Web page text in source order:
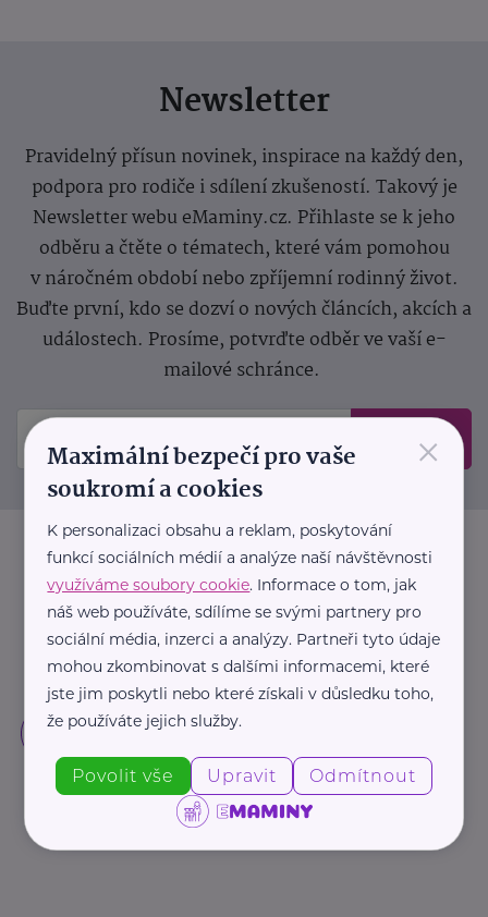
Newsletter
Pravidelný přísun novinek, inspirace na každý den,
podpora pro rodiče i sdílení zkušeností. Takový je
Newsletter webu eMaminy.cz. Přihlaste se k jeho
odběru a čtěte o tématech, které vám pomohou
v náročném období nebo zpříjemní rodinný život.
Buďte první, kdo se dozví o nových článcích, akcích a
událostech. Prosíme, potvrďte odběr ve vaší e-
mailové schránce.
Odeslat
×
Maximální bezpečí pro vaše
soukromí a cookies
K personalizaci obsahu a reklam, poskytování
funkcí sociálních médií a analýze naší návštěvnosti
využíváme soubory cookie. Informace o tom, jak
náš web používáte, sdílíme se svými partnery pro
sociální média, inzerci a analýzy. Partneři tyto údaje
mohou zkombinovat s dalšími informacemi, které
jste jim poskytli nebo které získali v důsledku toho,
že používáte jejich služby.
Povolit vše Upravit Odmítnout